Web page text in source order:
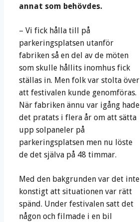
annat som behövdes.
– Vi fick hålla till på
parkeringsplatsen utanför
fabriken så en del av de möten
som skulle hållits inomhus fick
ställas in. Men folk var stolta över
att festivalen kunde genomföras.
När fabriken ännu var igång hade
det pratats i flera år om att sätta
upp solpaneler på
parkeringsplatsen men nu löste
de det själva på 48 timmar.
Med den bakgrunden var det inte
konstigt att situationen var rätt
spänd. Under festivalen satt det
någon och filmade i en bil